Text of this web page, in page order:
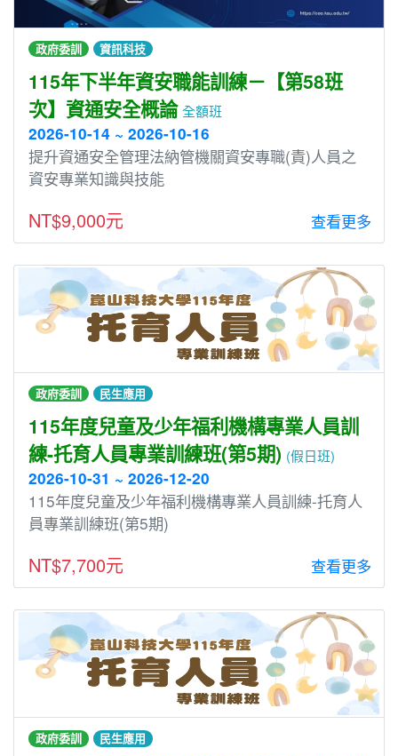
政府委訓 資訊科技
115年下半年資安職能訓練－【第58班
次】資通安全概論 全額班
2026-10-14 ~ 2026-10-16
提升資通安全管理法納管機關資安專職(責)人員之
資安專業知識與技能
NT$9,000元 查看更多
政府委訓 民生應用
115年度兒童及少年福利機構專業人員訓
練-托育人員專業訓練班(第5期) (假日班)
2026-10-31 ~ 2026-12-20
115年度兒童及少年福利機構專業人員訓練-托育人
員專業訓練班(第5期)
NT$7,700元 查看更多
政府委訓 民生應用